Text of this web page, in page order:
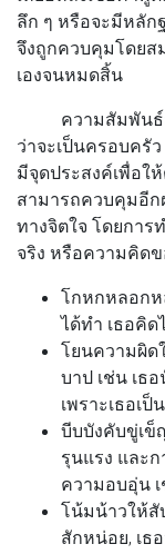
ลึก ๆ หรือจะมีหลัก
จึงถูกควบคุมโดย
เองจนหมดสิ้น
ความสัมพันธ์ลัก
ว่าจะเป็นครอบครั
มีจุดประสงค์เพื่อใ
สามารถควบคุมอีก
ทางจิตใจ โดยกา
จริง หรือความคิดข
โกหกหลอกห
ได้ทำ เธอคิด
โยนความผิด
บาป เช่น เธ
เพราะเธอเ
บีบบังคับขู่เข็
รุนแรง และ
ความอบอุ่น
โน้มน้าวให้สั
สักหน่อย, เธ